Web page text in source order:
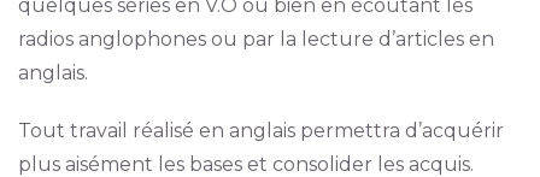
quelques séries en V.O ou bien en écoutant les
radios anglophones ou par la lecture d’articles en
anglais.
Tout travail réalisé en anglais permettra d’acquérir
plus aisément les bases et consolider les acquis.